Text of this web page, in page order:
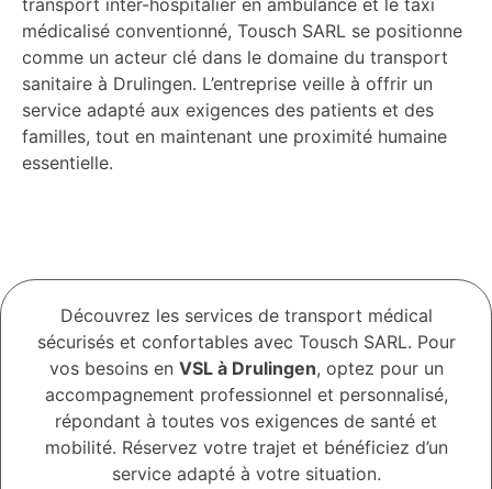
transport inter-hospitalier en ambulance et le taxi
médicalisé conventionné, Tousch SARL se positionne
comme un acteur clé dans le domaine du transport
sanitaire à Drulingen. L’entreprise veille à offrir un
service adapté aux exigences des patients et des
familles, tout en maintenant une proximité humaine
essentielle.
Découvrez les services de transport médical
sécurisés et confortables avec Tousch SARL. Pour
vos besoins en VSL à Drulingen, optez pour un
accompagnement professionnel et personnalisé,
répondant à toutes vos exigences de santé et
mobilité. Réservez votre trajet et bénéficiez d’un
service adapté à votre situation.